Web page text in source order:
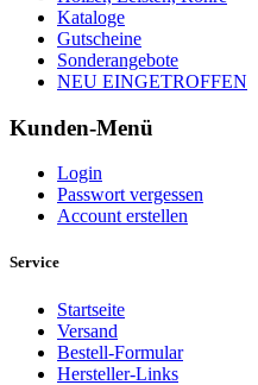
Kataloge
Gutscheine
Sonderangebote
NEU EINGETROFFEN
Kunden-Menü
Login
Passwort vergessen
Account erstellen
Service
Startseite
Versand
Bestell-Formular
Hersteller-Links